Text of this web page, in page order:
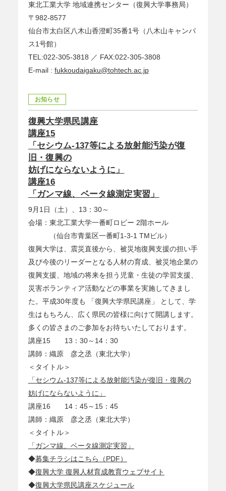
東北工業大学 地域連携センター（復興大学事務局）
〒982-8577
仙台市太白区八木山香澄町35番1号（八木山キャンパ
ス1号館）
TEL:022-305-3818 ／ FAX:022-305-3808
E-mail : fukkoudaigaku@tohtech.ac.jp
お知らせ
復興大学県民講座
講座15
「セシウム-137等による放射能汚染が復
旧・復興の
妨げにならないように」
講座16
「ガンマ線、ベータ線測定実習」
9月1日（土）、13：30～
会場：東北工業大学一番町ロビー 2階ホール
（仙台市青葉区一番町1-3-1 TMビル）
復興大学は、震災直後から、被災地復興支援の担い手
及び今後のリーダーとなる人材の育成、被災地企業の
復興支援、地域の将来を担う児童・生徒の学習支援、
災害ボランティア活動などの事業を実施してきまし
た。平成30年度も 「復興大学県民講座」 として、学
生はもちろん、広く県民の皆様に向けて開講します。
多くの皆さまのご参加をお待ちいたしております。
講座15 13：30～14：30
講師：織原 彦之丞（東北大学）
＜タイトル＞
「セシウム-137等による放射能汚染が復旧・復興の
妨げにならないように」
講座16 14：45～15：45
講師：織原 彦之丞（東北大学）
＜タイトル＞
「ガンマ線、ベータ線測定実習」
◆募集チラシはこちら（PDF）
◆復興大学 復興人材育成教育ウェブサイト
◆復興大学県民講座スケジュール